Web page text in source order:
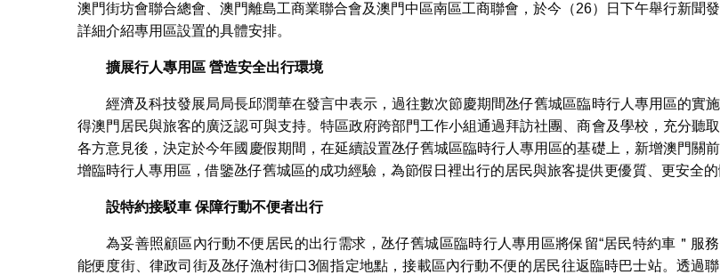
澳門街坊會聯合總會、澳門離島工商業聯合會及澳門中區南區工商聯會，於今（26）日下午舉行新聞發
詳細介紹專用區設置的具體安排。
擴展行人專用區 營造安全出行環境
經濟及科技發展局局長邱潤華在發言中表示，過往數次節慶期間氹仔舊城區臨時行人專用區的實
得澳門居民與旅客的廣泛認可與支持。特區政府跨部門工作小組通過拜訪社團、商會及學校，充分聽
各方意見後，決定於今年國慶假期間，在延續設置氹仔舊城區臨時行人專用區的基礎上，新增澳門關
增臨時行人專用區，借鑒氹仔舊城區的成功經驗，為節假日裡出行的居民與旅客提供更優質、更安全的
設特約接駁車 保障行動不便者出行
為妥善照顧區內行動不便居民的出行需求，氹仔舊城區臨時行人專用區將保留“居民特約車＂服
能便度街、律政司街及氹仔漁村街口3個指定地點，接載區內行動不便的居民往返臨時巴士站。透過